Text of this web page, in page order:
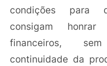
condições para
consigam honrar
financeiros,
continuidade da